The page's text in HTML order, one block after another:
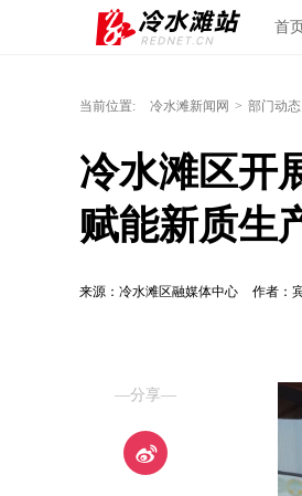
首页
当前位置: 冷水滩新闻网 > 部门动态
冷水滩区开
赋能新质生
来源：冷水滩区融媒体中心 作者：
—分享—